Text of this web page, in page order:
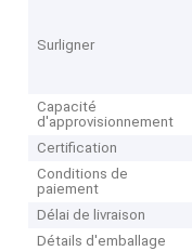
Surligner
Capacité
d'approvisionnement
Certification
Conditions de
paiement
Délai de livraison
Détails d'emballage